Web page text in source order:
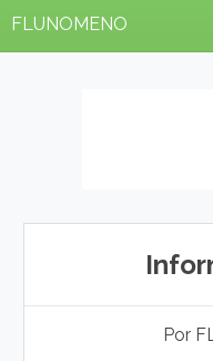
FLUNOMENO
Por